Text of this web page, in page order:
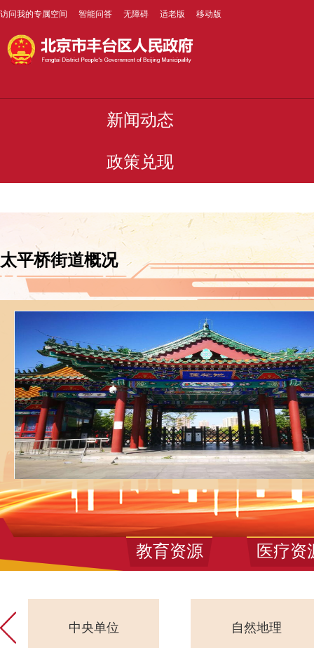
访问我的专属空间 智能问答 无障碍 适老版 移动版
新闻动态
政策兑现
太平桥街道概况
教育资源 医疗资
自然地理 交通发